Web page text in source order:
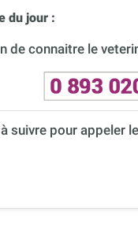
du jour :
de connaitre le
suivre pour appeler